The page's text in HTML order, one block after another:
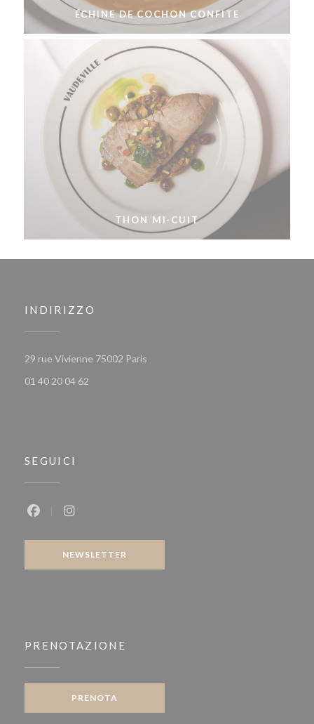
ÉCHINE DE COCHON CONFITE
THON MI-CUIT
INDIRIZZO
29 rue Vivienne 75002 Paris
01 40 20 04 62
SEGUICI
NEWSLETTER
PRENOTAZIONE
PRENOTA